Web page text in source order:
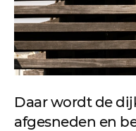
Daar wordt de
afgesneden en